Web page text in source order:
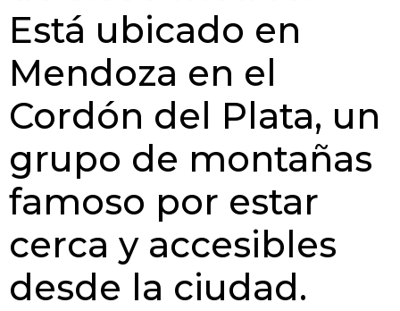
Está ubicado en
Mendoza en el
Cordón del Plata, un
grupo de montañas
famoso por estar
cerca y accesibles
desde la ciudad.